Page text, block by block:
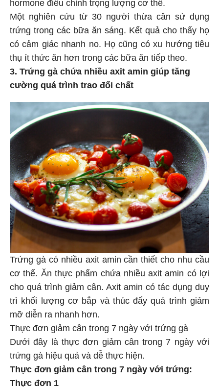
Một nghiên cứu từ 30 người thừa cân sử dụng
trứng trong các bữa ăn sáng. Kết quả cho thấy họ
có cảm giác nhanh no. Họ cũng có xu hướng tiêu
thụ ít thức ăn hơn trong các bữa ăn tiếp theo.
3. Trứng gà chứa nhiều axit amin giúp tăng
cường quá trình trao đổi chất
Trứng gà có nhiều axit amin cần thiết cho nhu cầu
cơ thể. Ăn thực phẩm chứa nhiều axit amin có lợi
cho quá trình giảm cân. Axit amin có tác dụng duy
trì khối lượng cơ bắp và thúc đẩy quá trình giảm
mỡ diễn ra nhanh hơn.
Thực đơn giảm cân trong 7 ngày với trứng gà
Dưới đây là thực đơn giảm cân trong 7 ngày với
trứng gà hiệu quả và dễ thực hiện.
Thực đơn giảm cân trong 7 ngày với trứng:
Thực đơn 1